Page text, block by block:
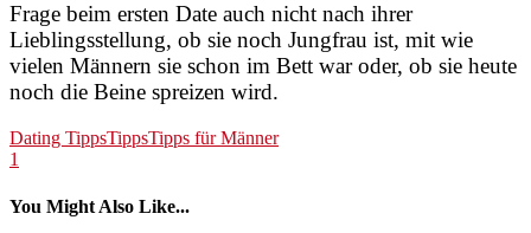
Frage beim ersten Date auch nicht nach ihrer
Lieblingsstellung, ob sie noch Jungfrau ist, mit wie
vielen Männern sie schon im Bett war oder, ob sie heute
noch die Beine spreizen wird.
Dating TippsTippsTipps für Männer
1
You Might Also Like...